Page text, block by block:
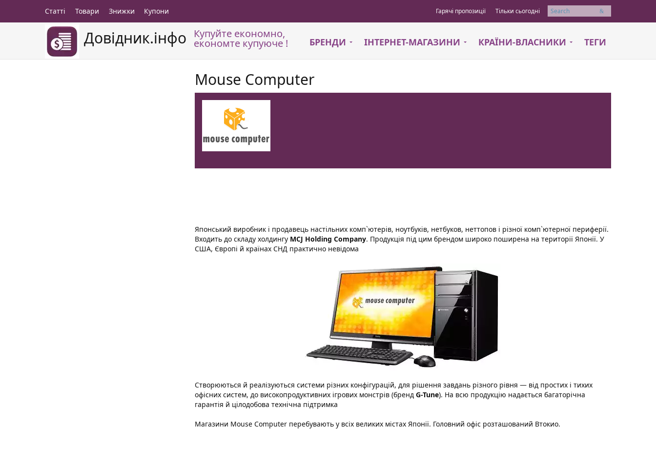
Довідник.інфо Купуйте економно,
економте купуюче ! БРЕНДИ ІНТЕРНЕТ-МАГАЗИНИ КРАЇНИ-ВЛАСНИКИ ТЕГИ
Статті Товари Знижки Купони Гарячі пропозиції Тільки сьогодні Пошук
Mouse Computer
Японський виробник і продавець настільних комп`ютерів, ноутбуків, нетбуков, неттопов і різної комп`ютерної периферії.
Входить до складу холдингу MCJ Holding Company. Продукція під цим брендом широко поширена на території Японії. У
США, Європі й країнах СНД практично невідома
Створюються й реалізуються системи різних конфігурацій, для рішення завдань різного рівня — від простих і тихих
офісних систем, до високопродуктивних ігрових монстрів (бренд G-Tune). На всю продукцію надається багаторічна
гарантія й цілодобова технічна підтримка
Магазини Mouse Computer перебувають у всіх великих містах Японії. Головний офіс розташований Втокио.